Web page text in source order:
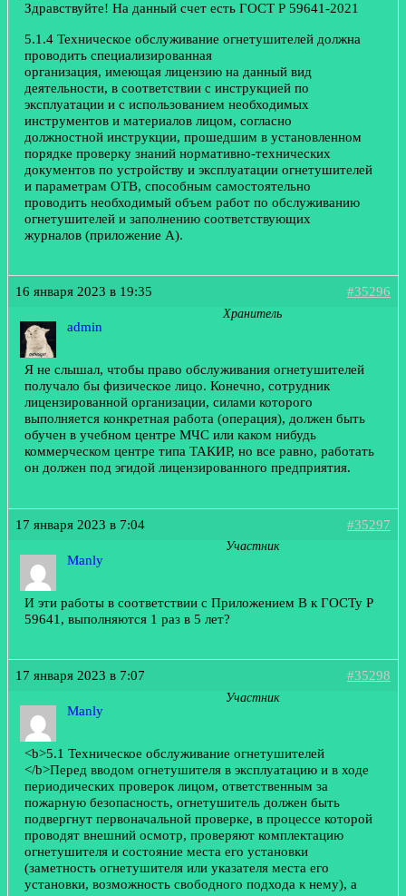
Здравствуйте! На данный счет есть ГОСТ Р 59641-2021
5.1.4 Техническое обслуживание огнетушителей должна
проводить специализированная
организация, имеющая лицензию на данный вид
деятельности, в соответствии с инструкцией по
эксплуатации и с использованием необходимых
инструментов и материалов лицом, согласно
должностной инструкции, прошедшим в установленном
порядке проверку знаний нормативно-технических
документов по устройству и эксплуатации огнетушителей
и параметрам ОТВ, способным самостоятельно
проводить необходимый объем работ по обслуживанию
огнетушителей и заполнению соответствующих
журналов (приложение А).
16 января 2023 в 19:35 #35296
admin
Хранитель
Я не слышал, чтобы право обслуживания огнетушителей
получало бы физическое лицо. Конечно, сотрудник
лицензированной организации, силами которого
выполняется конкретная работа (операция), должен быть
обучен в учебном центре МЧС или каком нибудь
коммерческом центре типа ТАКИР, но все равно, работать
он должен под эгидой лицензированного предприятия.
17 января 2023 в 7:04 #35297
Manly
Участник
И эти работы в соответствии с Приложением В к ГОСТу Р
59641, выполняются 1 раз в 5 лет?
17 января 2023 в 7:07 #35298
Manly
Участник
<b>5.1 Техническое обслуживание огнетушителей
</b>Перед вводом огнетушителя в эксплуатацию и в ходе
периодических проверок лицом, ответственным за
пожарную безопасность, огнетушитель должен быть
подвергнут первоначальной проверке, в процессе которой
проводят внешний осмотр, проверяют комплектацию
огнетушителя и состояние места его установки
(заметность огнетушителя или указателя места его
установки, возможность свободного подхода к нему), а